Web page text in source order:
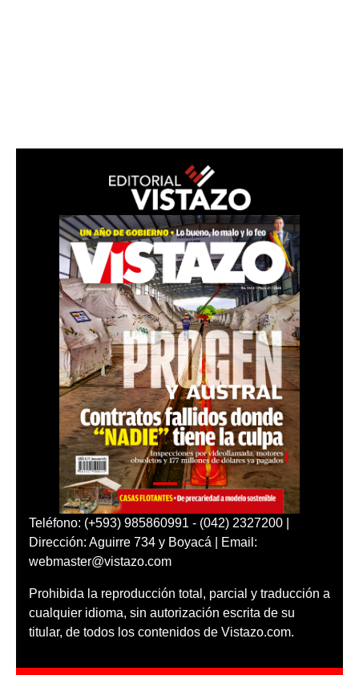
Teléfono: (+593) 985860991 - (042) 2327200 |
Dirección: Aguirre 734 y Boyacá | Email:
webmaster@vistazo.com
Prohibida la reproducción total, parcial y traducción a
cualquier idioma, sin autorización escrita de su
titular, de todos los contenidos de Vistazo.com.